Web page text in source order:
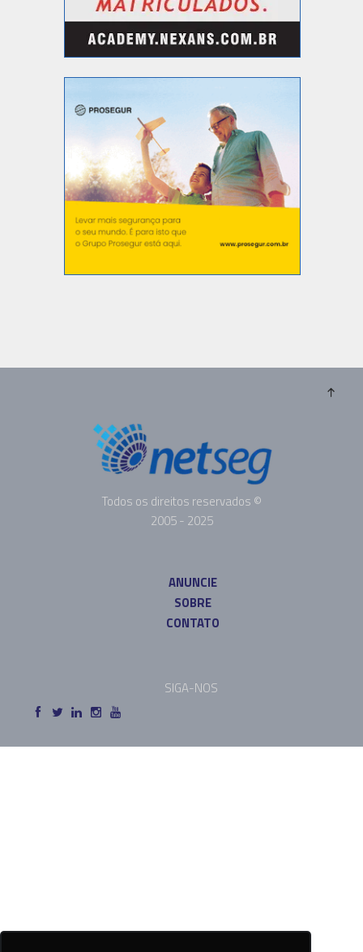
Todos os direitos reservados ©
2005 - 2025
ANUNCIE
SOBRE
CONTATO
SIGA-NOS